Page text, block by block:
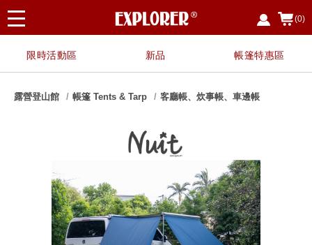
(0)
限時活動區 新品 帳篷特惠區
露營登山館 帳篷 Tents & Tarp 客廳帳、炊事帳、車邊帳